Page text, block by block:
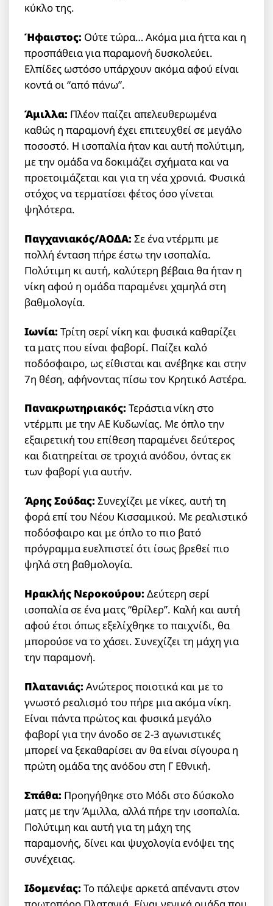
κύκλο της.
Ήφαιστος: Ούτε τώρα… Ακόμα μια ήττα και η
προσπάθεια για παραμονή δυσκολεύει.
Ελπίδες ωστόσο υπάρχουν ακόμα αφού είναι
κοντά οι “από πάνω”.
Άμιλλα: Πλέον παίζει απελευθερωμένα
καθώς η παραμονή έχει επιτευχθεί σε μεγάλο
ποσοστό. Η ισοπαλία ήταν και αυτή πολύτιμη,
με την ομάδα να δοκιμάζει σχήματα και να
προετοιμάζεται και για τη νέα χρονιά. Φυσικά
στόχος να τερματίσει φέτος όσο γίνεται
ψηλότερα.
Παγχανιακός/ΑΟΔΑ: Σε ένα ντέρμπι με
πολλή ένταση πήρε έστω την ισοπαλία.
Πολύτιμη κι αυτή, καλύτερη βέβαια θα ήταν η
νίκη αφού η ομάδα παραμένει χαμηλά στη
βαθμολογία.
Ιωνία:Τρίτη σερί νίκη και φυσικά καθαρίζει
τα ματς που είναι φαβορί. Παίζει καλό
ποδόσφαιρο, ως είθισται και ανέβηκε και στην
7η θέση, αφήνοντας πίσω τον Κρητικό Αστέρα.
Πανακρωτηριακός: Τεράστια νίκη στο
ντέρμπι με την ΑΕ Κυδωνίας. Με όπλο την
εξαιρετική του επίθεση παραμένει δεύτερος
και διατηρείται σε τροχιά ανόδου, όντας εκ
των φαβορί για αυτήν.
Άρης Σούδας: Συνεχίζει με νίκες, αυτή τη
φορά επί του Νέου Κισσαμικού. Με ρεαλιστικό
ποδόσφαιρο και με όπλο το πιο βατό
πρόγραμμα ευελπιστεί ότι ίσως βρεθεί πιο
ψηλά στη βαθμολογία.
Ηρακλής Νεροκούρου: Δεύτερη σερί
ισοπαλία σε ένα ματς “θρίλερ”. Καλή και αυτή
αφού έτσι όπως εξελίχθηκε το παιχνίδι, θα
μπορούσε να το χάσει. Συνεχίζει τη μάχη για
την παραμονή.
Πλατανιάς: Ανώτερος ποιοτικά και με το
γνωστό ρεαλισμό του πήρε μια ακόμα νίκη.
Είναι πάντα πρώτος και φυσικά μεγάλο
φαβορί για την άνοδο σε 2-3 αγωνιστικές
μπορεί να ξεκαθαρίσει αν θα είναι σίγουρα η
πρώτη ομάδα της ανόδου στη Γ Εθνική.
Σπάθα: Προηγήθηκε στο Μόδι στο δύσκολο
ματς με την Άμιλλα, αλλά πήρε την ισοπαλία.
Πολύτιμη και αυτή για τη μάχη της
παραμονής, δίνει και ψυχολογία ενόψει της
συνέχειας.
Ιδομενέας:Το πάλεψε αρκετά απέναντι στον